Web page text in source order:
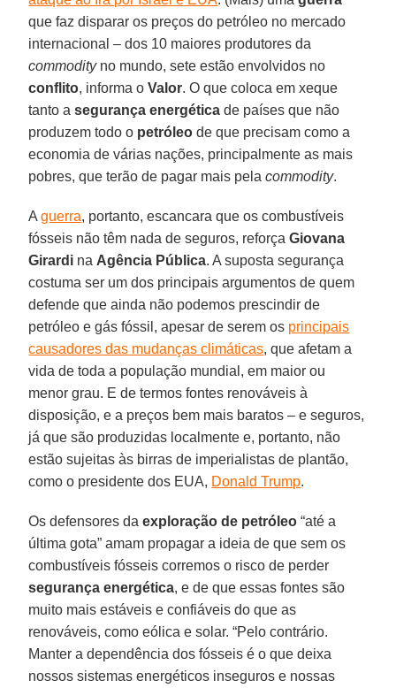
que faz disparar os preços do petróleo no mercado
internacional – dos 10 maiores produtores da
commodityno mundo, sete estão envolvidos no
conflito, informa oValor. O que coloca em xeque
tanto a segurança energética de países que não
produzem todo o petróleo de que precisam como a
economia de várias nações, principalmente as mais
pobres, que terão de pagar mais pelacommodity.
Aguerra, portanto, escancara que os combustíveis
fósseis não têm nada de seguros, reforça Giovana
Girardi na Agência Pública. A suposta segurança
costuma ser um dos principais argumentos de quem
defende que ainda não podemos prescindir de
petróleo e gás fóssil, apesar de serem os principais
causadores das mudanças climáticas, que afetam a
vida de toda a população mundial, em maior ou
menor grau. E de termos fontes renováveis à
disposição, e a preços bem mais baratos – e seguros,
já que são produzidas localmente e, portanto, não
estão sujeitas às birras de imperialistas de plantão,
como o presidente dos EUA, Donald Trump.
Os defensores daexploração de petróleo “até a
última gota” amam propagar a ideia de que sem os
combustíveis fósseis corremos o risco de perder
segurança energética, e de que essas fontes são
muito mais estáveis e confiáveis do que as
renováveis, como eólica e solar. “Pelo contrário.
Manter a dependência dos fósseis é o que deixa
nossos sistemas energéticos inseguros e nossas